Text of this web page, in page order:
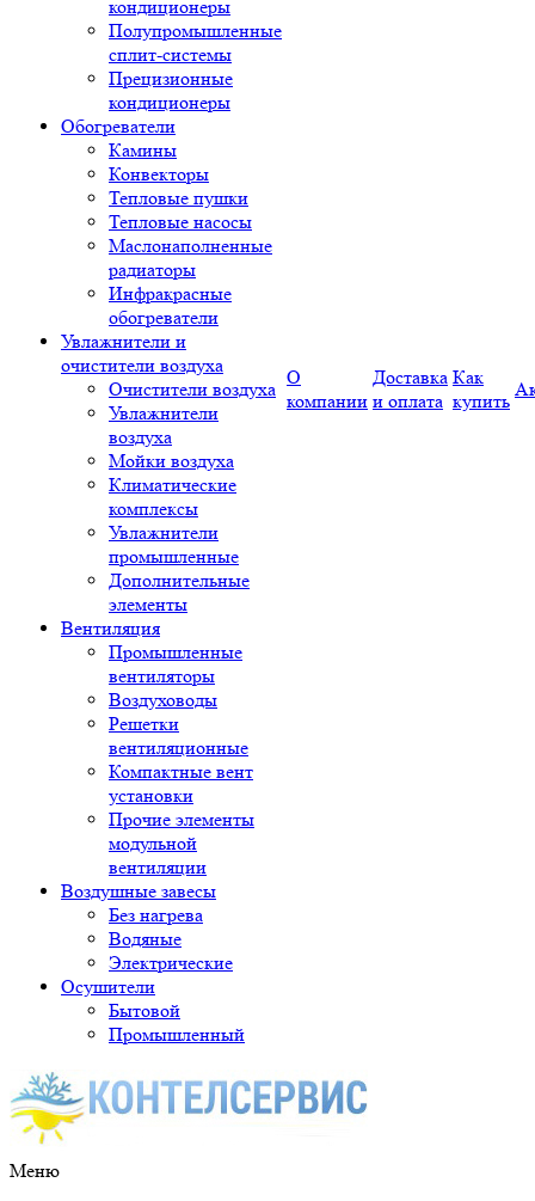
кондиционеры
Полупромышленные
сплит-системы
Прецизионные
кондиционеры
Обогреватели
Камины
Конвекторы
Тепловые пушки
Тепловые насосы
Маслонаполненные
радиаторы
Инфракрасные
обогреватели
Увлажнители и
очистители воздуха
Очистители воздуха
Увлажнители
воздуха
Мойки воздуха
Климатические
комплексы
Увлажнители
промышленные
Дополнительные
элементы
Вентиляция
Промышленные
вентиляторы
Воздуховоды
Решетки
вентиляционные
Компактные вент
установки
Прочие элементы
модульной
вентиляции
Воздушные завесы
Без нагрева
Водяные
Электрические
Осушители
Бытовой
Промышленный
О
компании
Доставка
и оплата
Как
купить
Меню